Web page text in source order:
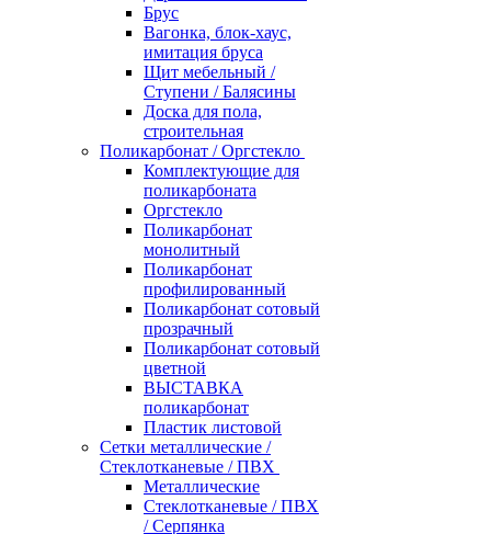
Брус
Вагонка, блок-хаус,
имитация бруса
Щит мебельный /
Ступени / Балясины
Доска для пола,
строительная
Поликарбонат / Оргстекло
Комплектующие для
поликарбоната
Оргстекло
Поликарбонат
монолитный
Поликарбонат
профилированный
Поликарбонат сотовый
прозрачный
Поликарбонат сотовый
цветной
ВЫСТАВКА
поликарбонат
Пластик листовой
Сетки металлические /
Стеклотканевые / ПВХ
Металлические
Стеклотканевые / ПВХ
/ Серпянка